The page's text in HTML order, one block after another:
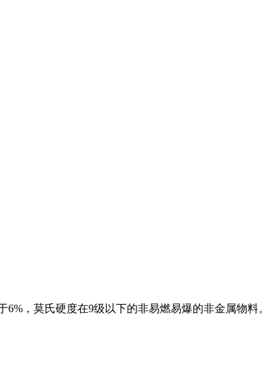
，莫氏硬度在9级以下的非易燃易爆的非金属物料